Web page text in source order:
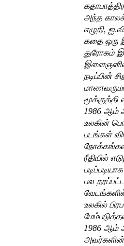
அந்த காலக்
எழுதி,
கதை ஒரு
துரோகம்
இளைஞனின்
நடிப்பின்
1986 ஆம்
உலகின்
படங்கள்
நோக்கங்கள்
ரீதியில்
பல
உலகில்
1986 ஆம்
அவர்களின்